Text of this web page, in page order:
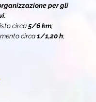
per gli
circa 5/6 km;
circa 1/1,20 h;